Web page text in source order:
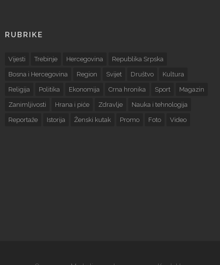
RUBRIKE
Vijesti Trebinje Hercegovina Republika Srpska
Bosna i Hercegovina Region Svijet Društvo Kultura
Religija Politika Ekonomija Crna hronika Sport Magazin
Zanimljivosti Hrana i piće Zdravlje Nauka i tehnologija
Reportaže Istorija Ženski kutak Promo Foto Video